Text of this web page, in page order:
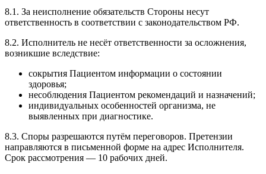
8.1. За неисполнение обязательств Стороны несут
ответственность в соответствии с законодательством РФ.
8.2. Исполнитель не несёт ответственности за осложнения,
возникшие вследствие:
сокрытия Пациентом информации о состоянии
здоровья;
несоблюдения Пациентом рекомендаций и назначений;
индивидуальных особенностей организма, не
выявленных при диагностике.
8.3. Споры разрешаются путём переговоров. Претензии
направляются в письменной форме на адрес Исполнителя.
Срок рассмотрения — 10 рабочих дней.